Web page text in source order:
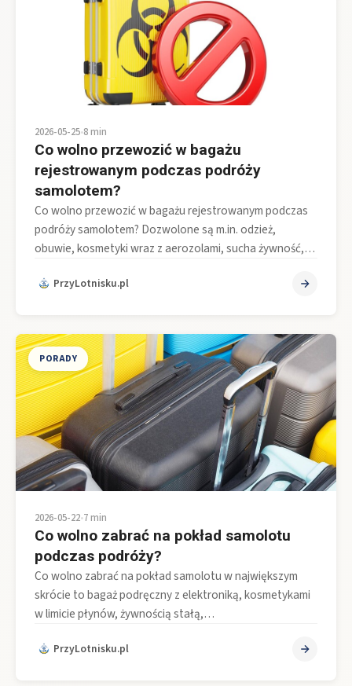
2026-05-25•8 min
Co wolno przewozić w bagażu
rejestrowanym podczas podróży
samolotem?
Co wolno przewozić w bagażu rejestrowanym podczas
podróży samolotem? Dozwolone są m.in. odzież,
obuwie, kosmetyki wraz z aerozolami, sucha żywność,…
PrzyLotnisku.pl
PORADY
2026-05-22•7 min
Co wolno zabrać na pokład samolotu
podczas podróży?
Co wolno zabrać na pokład samolotu w największym
skrócie to bagaż podręczny z elektroniką, kosmetykami
w limicie płynów, żywnością stałą,…
PrzyLotnisku.pl